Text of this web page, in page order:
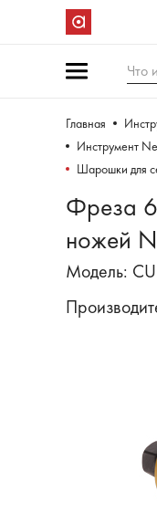
Что
Главная
Инструмент
Шарошки для
Фреза
ножей
Модель: